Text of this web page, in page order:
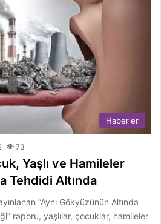
Haberler
73
Yaşlı ve Hamileler
Tehdidi Altında
“Aynı Gökyüzünün Altında
raporu, yaşlılar, çocuklar, hamileler